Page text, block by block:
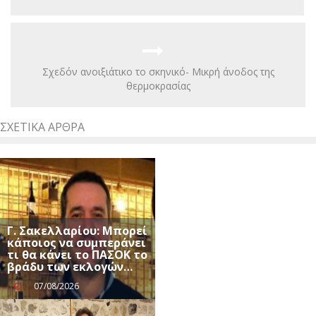
Σχεδόν ανοιξιάτικο το σκηνικό- Μικρή άνοδος της
θερμοκρασίας
ΣΧΕΤΙΚΆ ΆΡΘΡΑ
Γ. Σακελλαρίου: Μπορεί
κάποιος να συμπεράνει
τι θα κάνει το ΠΑΣΟΚ το
βράδυ των εκλογών…
07/08/2026